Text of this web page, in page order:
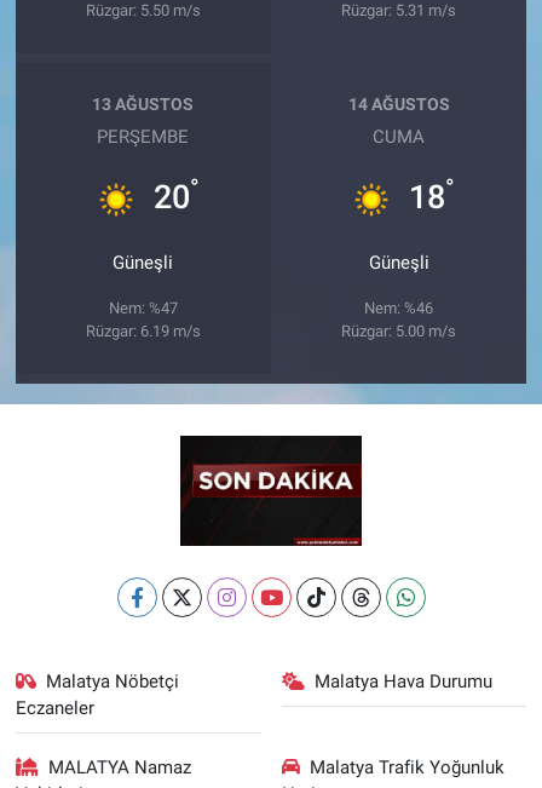
Rüzgar: 5.50 m/s
Rüzgar: 5.31 m/s
13 AĞUSTOS
PERŞEMBE
20°
Güneşli
Nem: %47
Rüzgar: 6.19 m/s
14 AĞUSTOS
CUMA
18°
Güneşli
Nem: %46
Rüzgar: 5.00 m/s
Malatya Nöbetçi
Eczaneler
Malatya Hava Durumu
MALATYA Namaz
Malatya Trafik Yoğunluk